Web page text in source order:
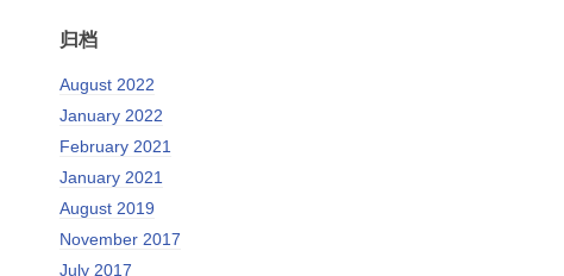
归档
August 2022
January 2022
February 2021
January 2021
August 2019
November 2017
July 2017